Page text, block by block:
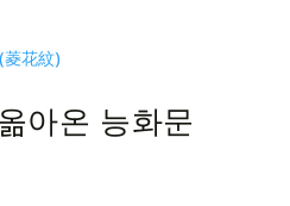
아온 능화문